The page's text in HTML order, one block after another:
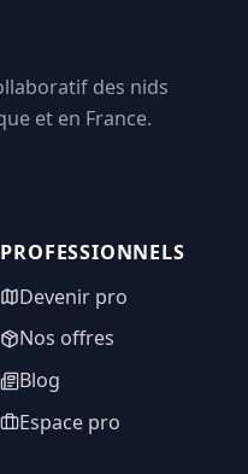
des nids
et en France.
PROFESSIONNELS
Devenir pro
Nos offres
Blog
Espace pro